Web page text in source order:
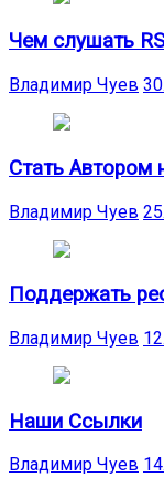
Чем слушать
Владимир Чуев
Стать Автором
Владимир Чуев
Поддержать
Владимир Чуев
Наши Ссылки
Владимир Чуев